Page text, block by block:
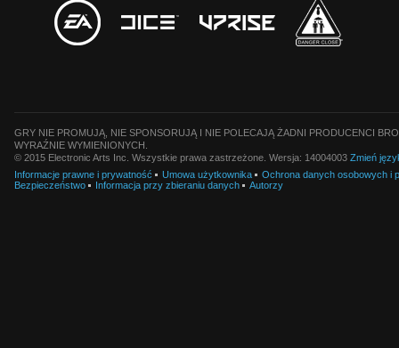
GRY NIE PROMUJĄ, NIE SPONSORUJĄ I NIE POLECAJĄ ŻADNI PRODUCENCI
WYRAŹNIE WYMIENIONYCH.
© 2015 Electronic Arts Inc. Wszystkie prawa zastrzeżone. Wersja: 14004003 Zmień
Informacje prawne i prywatność
Umowa użytkownika
Ochrona danych osobowych i
Bezpieczeństwo
Informacja przy zbieraniu danych Autorzy